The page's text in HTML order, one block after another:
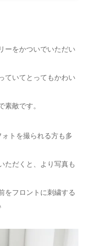
ーをかついでいただい
ていてとってもかわい
敵です。
トを撮られる方も多
ただくと、より写真も
をフロントに刺繍する